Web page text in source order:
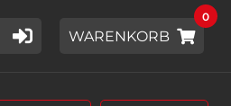
WARENKORB
0